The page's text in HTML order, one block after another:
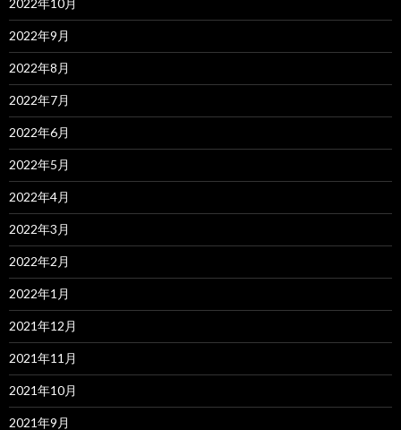
2022年10月
2022年9月
2022年8月
2022年7月
2022年6月
2022年5月
2022年4月
2022年3月
2022年2月
2022年1月
2021年12月
2021年11月
2021年10月
2021年9月